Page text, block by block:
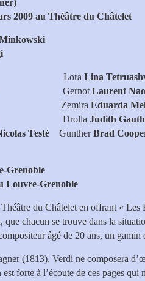
2009 au Théâtre du Châtelet
Lina
Gernot Laurent
Haller Zemira Eduarda
Drolla Judith
Testé GuntherBrad
Grenoble
Louvre-Grenoble
du Châtelet en offrant « Les
que chacun se trouve dans la
âgé de 20 ans, un gamin
(1813), Verdi ne composera
forte à l’écoute de ces pages qui